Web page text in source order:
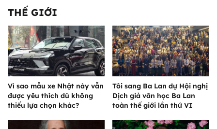
THẾ GIỚI
Vì sao mẫu xe Nhật này vẫn
được yêu thích dù không
thiếu lựa chọn khác?
Tôi sang Ba Lan dự Hội nghị
Dịch giả văn học Ba Lan
toàn thế giới lần thứ VI